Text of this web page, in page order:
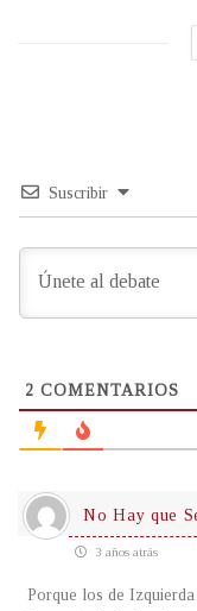
Suscribir
2 COMENTARIOS
No Hay que
3 años atrás
Porque los de